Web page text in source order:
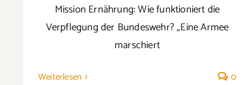
Mission Ernährung: Wie funktioniert die
Verpflegung der Bundeswehr? „Eine Armee
marschiert
Weiterlesen 0